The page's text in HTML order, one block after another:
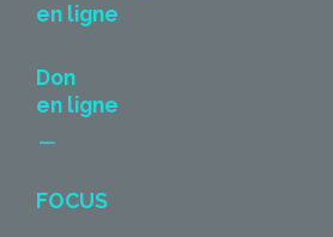
en ligne
Don
en ligne
FOCUS